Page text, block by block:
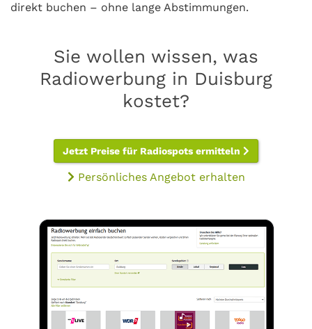
direkt buchen – ohne lange Abstimmungen.
Sie wollen wissen, was
Radiowerbung in Duisburg
kostet?
Jetzt Preise für Radiospots ermitteln
Persönliches Angebot erhalten